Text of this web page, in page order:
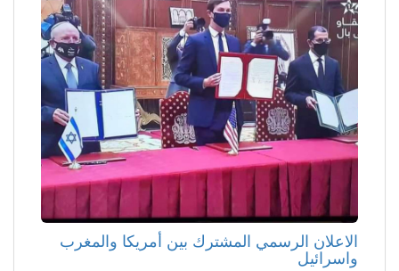
الاعلان الرسمي المشترك بين أمريكا والمغرب
واسرائيل